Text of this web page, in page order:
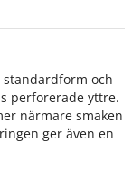
standardform och
perforerade yttre.
närmare smaken
ger även en